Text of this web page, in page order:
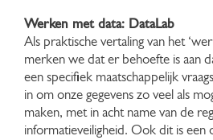
Werken met data: DataLab
Als praktische vertaling van het
merken we dat er behoefte is aan
een specifiek maatschappelijk
in om onze gegevens zo veel als
maken, met in acht name van de
informatieveiligheid. Ook dit is een